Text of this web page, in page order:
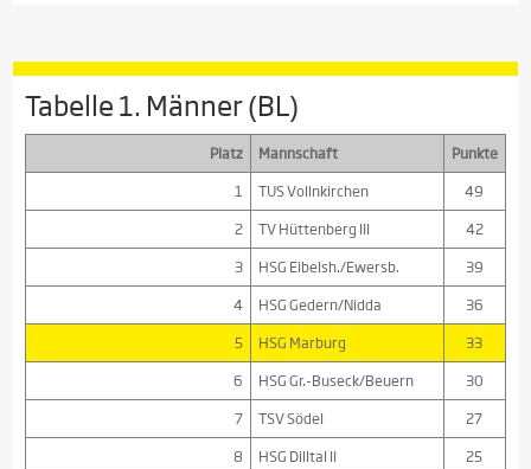
Tabelle 1. Männer (BL)
Platz Mannschaft
Punkte
1
TUS Vollnkirchen
49
2
TV Hüttenberg III
42
3
HSG Eibelsh./Ewersb.
39
4
HSG Gedern/Nidda
36
5
HSG Marburg
33
6
HSG Gr.-Buseck/Beuern
30
7
TSV Södel
27
8
HSG Dilltal II
25